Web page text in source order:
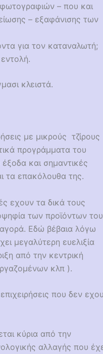
– που και
– εξαφάνισης των
για τον καταναλωτή;
κλειστά.
με μικρούς τζίρους
προγράμματα του
και σημαντικές
τα επακόλουθα της.
εχουν τα δικά τους
των προϊόντων
Εδώ βέβαια λόγω
μεγαλύτερη ευελιξία
από την κεντρική
κλπ ).
που δεν
κύρια από την
αλλαγής που